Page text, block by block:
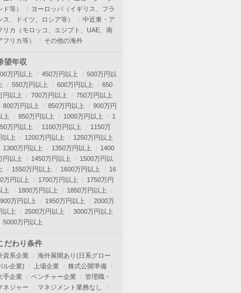
ド等）
ヨーロッパ（イギリス、フラ
ス、ドイツ、ロシア等）
中近東・ア
リカ（モロッコ、エジプト、UAE、南
フリカ等）
その他の海外
望年収
万円以上 450万円以上
500万円以
上
550万円以上 600万円以上
650
円以上
700万円以上
750万円以上
800万円以上
850万円以上
900万円
上
950万円以上 1000万円以上
1
万円以上
1100万円以上
1150万
以上
1200万円以上
1250万円以上
1300万円以上
1350万円以上
1400
円以上
1450万円以上
1500万円以
上
1550万円以上 1600万円以上
16
万円以上
1700万円以上
1750万円
上
1800万円以上
1850万円以上
万円以上
1950万円以上
2000万
以上
2500万円以上
3000万円以上
5000万円以上
だわり条件
資系企業
海外展開あり(日系グロー
ル企業)
上場企業
株式公開準備
手企業
ベンチャー企業
管理職・
ネジャー
マネジメント業務なし